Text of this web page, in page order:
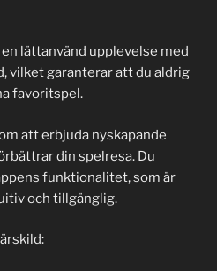
lättanvänd upplevelse med
vilket garanterar att du aldrig
favoritspel.
att erbjuda nyskapande
din spelresa. Du
funktionalitet, som är
och tillgänglig.